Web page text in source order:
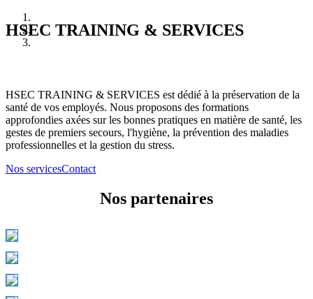
HSEC TRAINING & SERVICES
HSEC TRAINING & SERVICES est dédié à la préservation de la
santé de vos employés. Nous proposons des formations
approfondies axées sur les bonnes pratiques en matière de santé, les
gestes de premiers secours, l'hygiène, la prévention des maladies
professionnelles et la gestion du stress.
Nos servicesContact
Nos partenaires